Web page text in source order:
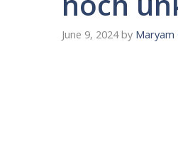
June 9, 2024 by Maryam